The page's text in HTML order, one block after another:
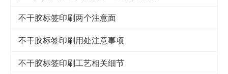
不干胶标签印刷两个注意面
不干胶标签印刷用处注意事项
不干胶标签印刷工艺相关细节